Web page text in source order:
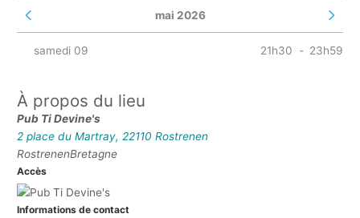
Voir le mois précédent mai 2026 Voir le
samedi 09 21h30 - 23h59
À propos du lieu
Pub Ti Devine's
2 place du Martray, 22110 Rostrenen
RostrenenBretagne
Accès
Informations de contact